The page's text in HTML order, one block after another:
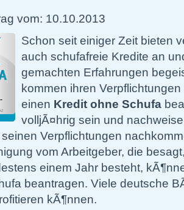
vom: 10.10.2013
Schon seit einiger Zeit bieten
auch schufafreie Kredite an
gemachten Erfahrungen
kommen ihren
einen Kredit ohne Schufa
volljÃ¤hrig sein und
Verpflichtungen
vom Arbeitgeber, die
einem Jahr besteht,
beantragen. Viele deutsche
kÃ¶nnen.